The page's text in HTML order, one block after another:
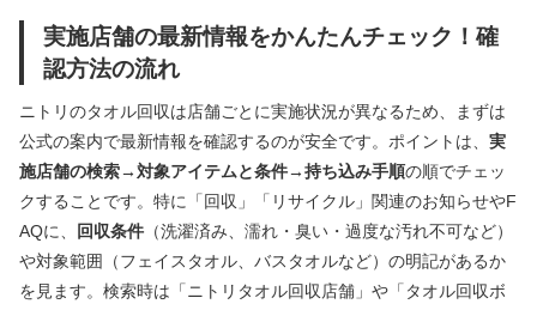
実施店舗の最新情報をかんたんチェック！確
認方法の流れ
ニトリのタオル回収は店舗ごとに実施状況が異なるため、まずは
公式の案内で最新情報を確認するのが安全です。ポイントは、 実
施店舗の検索→対象アイテムと条件→持ち込み手順の順でチェッ
クすることです。特に「回収」「リサイクル」関連のお知らせやF
AQに、
回収条件 （洗濯済み、濡れ・臭い・過度な汚れ不可など）
や対象範囲（フェイスタオル、バスタオルなど）の明記があるか
を見ます。検索時は「ニトリタオル回収店舗」や「タオル回収ボ